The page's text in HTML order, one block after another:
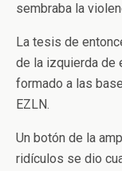
sembraba la
La tesis de
de la izquierda de
formado a las
EZLN.
Un botón de la
ridículos se dio